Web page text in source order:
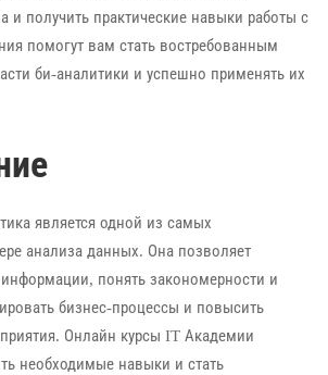
и получить практические навыки работы с
помогут вам стать востребованным
би-аналитики и успешно применять их
является одной из самых
анализа данных. Она позволяет
понять закономерности и
бизнес-процессы и повысить
Онлайн курсы IT Академии
необходимые навыки и стать